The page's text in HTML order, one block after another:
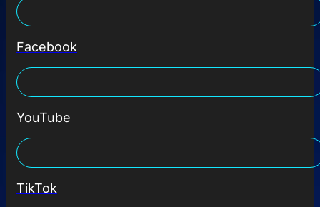
Facebook
YouTube
TikTok